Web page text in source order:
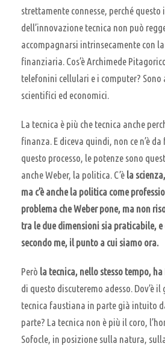
strettamente connesse, perché questo
dell’innovazione tecnica non può
accompagnarsi intrinsecamente con
finanziaria. Cos’è Archimede
telefonini cellulari e i computer?
scientifici ed economici.
La tecnica è più che tecnica anche
finanza. E diceva quindi, non ce n’è
questo processo, le potenze sono
anche Weber, la politica. C’è la
ma c’è anche la politica come
problema che Weber pone, ma non
tra le due dimensioni sia praticabile,
secondo me, il punto a cui siamo ora.
Però la tecnica, nello stesso tempo,
di questo discuteremo adesso. Dov’è
tecnica faustiana in parte già intuito
parte? La tecnica non è più il coro,
Sofocle, in posizione sulla natura,